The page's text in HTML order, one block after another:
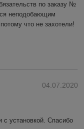
опытными
к
соблюдаем
по заказу №
неподобающим
что не захотели!
04.07.2020
установкой. Спасибо